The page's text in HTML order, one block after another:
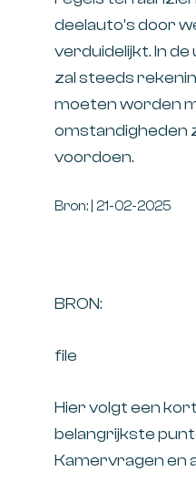
deelauto’s door
verduidelijkt. In
zal steeds
moeten worden
omstandigheden
voordoen.
Bron: | 21-02-2025
BRON:
file
Hier volgt een
belangrijkste
Kamervragen en